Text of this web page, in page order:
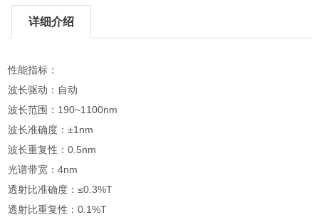
详细介绍
性能指标：
波长驱动：自动
波长范围：190~1100nm
波长准确度：±1nm
波长重复性：0.5nm
光谱带宽：4nm
透射比准确度：≤0.3%T
透射比重复性：0.1%T